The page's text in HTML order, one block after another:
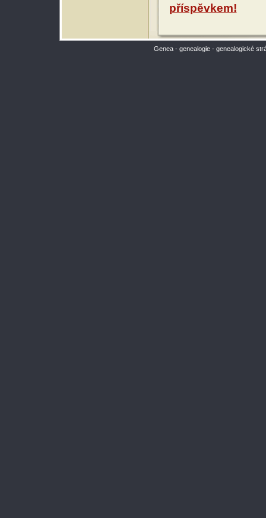
příspěvkem!
Genea - genealogie - genealogické